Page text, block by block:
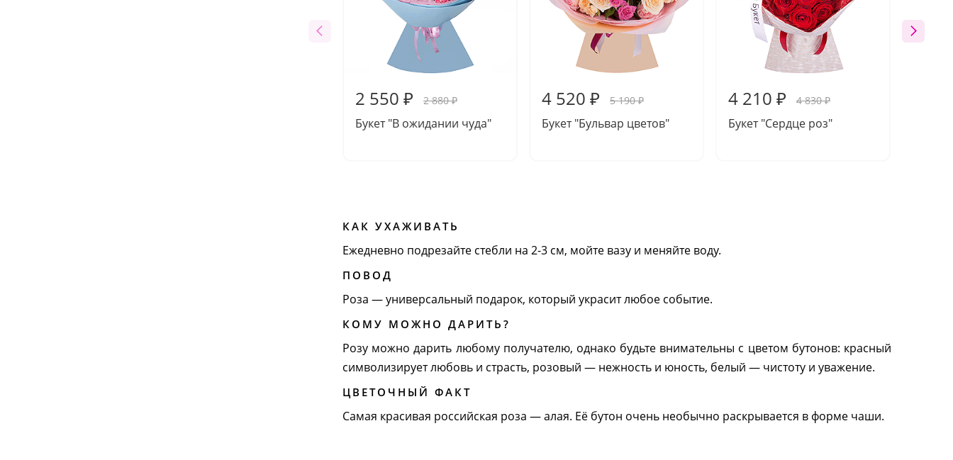
2 550 ₽ 2 880 ₽
Букет "В ожидании чуда"
4 520 ₽ 5 190 ₽
Букет "Бульвар цветов"
4 210 ₽ 4 830 ₽
Букет "Сердце роз"
КАК УХАЖИВАТЬ
Ежедневно подрезайте стебли на 2-3 см, мойте вазу и меняйте воду.
ПОВОД
Роза — универсальный подарок, который украсит любое событие.
КОМУ МОЖНО ДАРИТЬ?
Розу можно дарить любому получателю, однако будьте внимательны с цветом бутонов: красный
символизирует любовь и страсть, розовый — нежность и юность, белый — чистоту и уважение.
ЦВЕТОЧНЫЙ ФАКТ
Самая красивая российская роза — алая. Её бутон очень необычно раскрывается в форме чаши.